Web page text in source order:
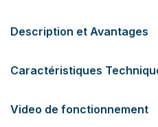
Description et Avantages
Caractéristiques
Video de fonctionnement